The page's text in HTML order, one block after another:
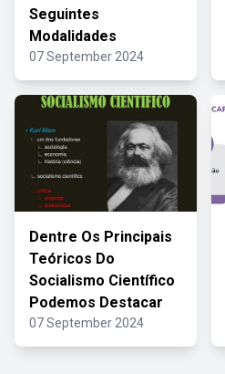
Seguintes
Modalidades
07 September 2024
Dentre Os Principais
Teóricos Do
Socialismo Científico
Podemos Destacar
07 September 2024